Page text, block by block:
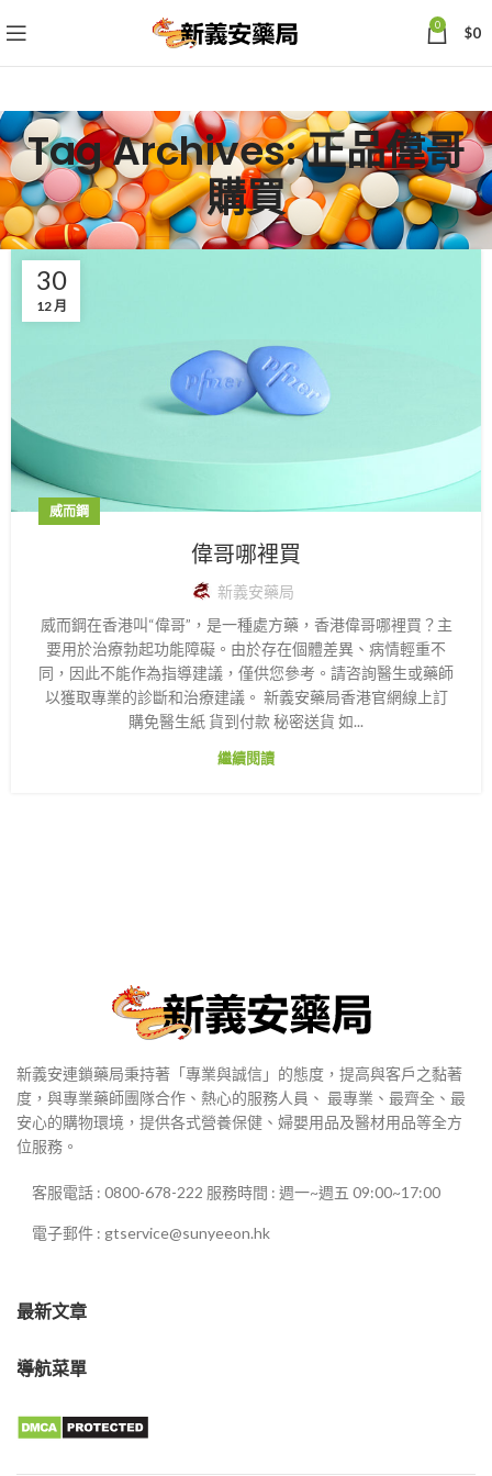
0 $0
Tag Archives: 正品偉哥
購買
30
12 月
威而鋼
偉哥哪裡買
新義安藥局
威而鋼在香港叫“偉哥”，是一種處方藥，香港偉哥哪裡買？主
要用於治療勃起功能障礙。由於存在個體差異、病情輕重不
同，因此不能作為指導建議，僅供您參考。請咨詢醫生或藥師
以獲取專業的診斷和治療建議。 新義安藥局香港官網線上訂
購免醫生紙 貨到付款 秘密送貨 如...
繼續閱讀
新義安連鎖藥局秉持著「專業與誠信」的態度，提高與客戶之黏著
度，與專業藥師團隊合作、熱心的服務人員、 最專業、最齊全、最
安心的購物環境，提供各式營養保健、婦嬰用品及醫材用品等全方
位服務。
客服電話 : 0800-678-222 服務時間 : 週一~週五 09:00~17:00
電子郵件 : gtservice@sunyeeon.hk
最新文章
導航菜單